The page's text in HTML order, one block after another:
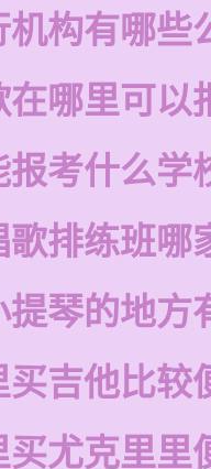
机构有哪些
在哪里可以
报考什么学
歌排练班哪
提琴的地方
买吉他比较
买尤克里里